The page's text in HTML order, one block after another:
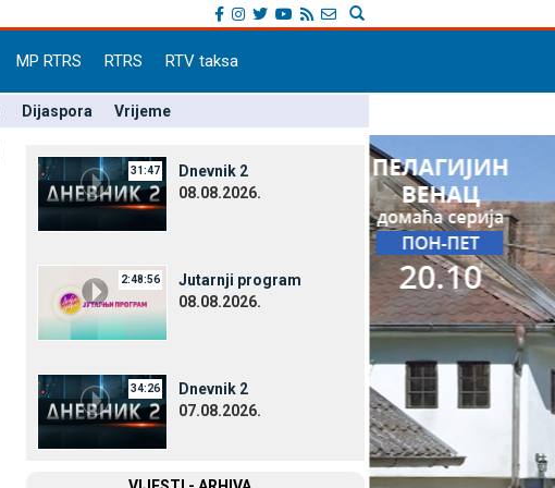
MP RTRS RTRS RTV taksa
Dijaspora Vrijeme
31:47
Dnevnik 2
08.08.2026.
2:48:56
Јutarnji program
08.08.2026.
34:26
Dnevnik 2
07.08.2026.